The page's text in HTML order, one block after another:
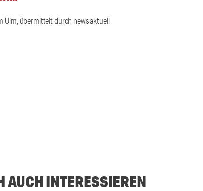
Ulm, übermittelt durch news aktuell
AUCH INTERESSIEREN